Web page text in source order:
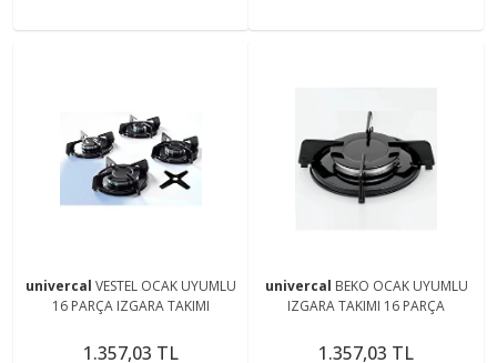
univercal VESTEL OCAK UYUMLU
16 PARÇA IZGARA TAKIMI
1.357,03 TL
univercal BEKO OCAK UYUMLU
IZGARA TAKIMI 16 PARÇA
1.357,03 TL